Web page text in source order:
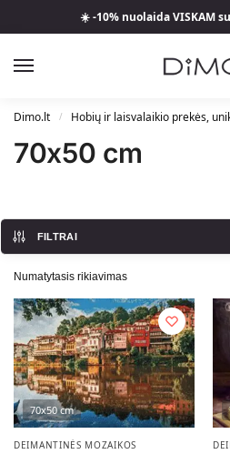
☀️ -10% nuolaida VISKAM
Dimo.lt / Hobių ir laisvalaikio prekės,
70x50 cm
FILTRAI
70x50 cm
DEIMANTINĖS MOZAIKOS